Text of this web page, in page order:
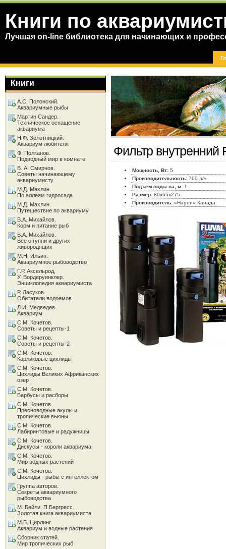
Книги по
Лучшая on-line библиотека для начинающих и
Фильтр внутренний
Мощность, Вт: 5
Производительность: 700 л/ч
Подъем воды на, м: 1
Размер: 80x65x275
Производитель: «Hagen» Канада
Книги
А.С. Полонский.
Аквариумные рыбы
Мартин Сандер.
Техническое оснащение
аквариума
Н.Ф. Золотницкий.
Аквариум любителя
Ф. Полканов.
Подводный мир в комнате
В. А. Смирнов.
Советы начинающему
аквариумисту
М.Д. Махлин.
По аллеям гидросада
М.Д. Махлин.
Путешествие по аквариуму
В.А. Михайлов.
Корм и питание рыб
В.А. Михайлов.
Все о гуппи и других
живородящих
М.Н. Ильин.
Аквариумное рыбоводство
Г.Р. Аксельрод,
У. Вордеруинклер.
Энциклопедия аквариумиста
Р. Ласуков.
Обитатели водоемов
Л.И. Медведев.
Аквариум
С.М. Кочетов.
Советы и рецепты-1
С.М. Кочетов.
Советы и рецепты-2
С.М. Кочетов.
Карликовые цихлиды
С.М. Кочетов.
Цихлиды Великих Африканских
озер
С.М. Кочетов.
Барбусы и расборы
С.М. Кочетов.
Пресноводные акулы и
тропические вьюны
С.М. Кочетов.
Лабиринтовые и радужницы
С.М. Кочетов.
Дискусы - короли аквариума
С.М. Кочетов.
Мир водных растений
С.М. Кочетов.
Цихлиды - рыбы с интеллектом
Группа авторов.
Секреты аквариумного
рыбоводства
М. Бейли, П.Бергресс.
Золотая книга аквариумиста
М.Б. Цирлинг.
Аквариум и водные растения
Сборник статей.
Мир тропических рыб